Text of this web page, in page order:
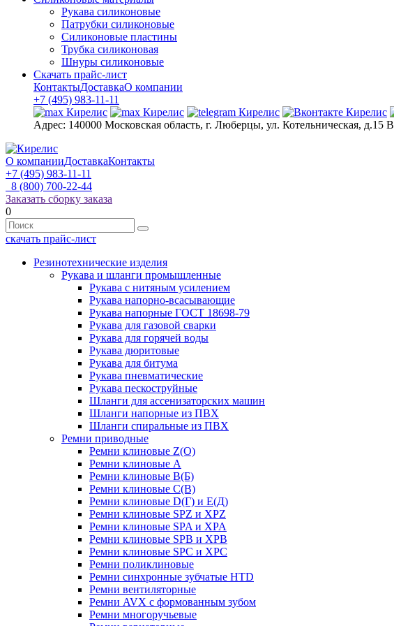
Рукава силиконовые
Патрубки силиконовые
Силиконовые пластины
Трубка силиконовая
Шнуры силиконовые
Скачать прайс-лист
КонтактыДоставкаО компании
+7 (495) 983-11-11
Адрес: 140000 Московская область, г. Люберцы, ул. Котельническая, д.15 В
О компанииДоставкаКонтакты
+7 (495) 983-11-11
8 (800) 700-22-44
Заказать сборку заказа
0
скачать прайс-лист
Резинотехнические изделия
Рукава и шланги промышленные
Рукава с нитяным усилением
Рукава напорно-всасывающие
Рукава напорные ГОСТ 18698-79
Рукава для газовой сварки
Рукава для горячей воды
Рукава дюритовые
Рукава для битума
Рукава пневматические
Рукава пескоструйные
Шланги для ассенизаторских машин
Шланги напорные из ПВХ
Шланги спиральные из ПВХ
Ремни приводные
Ремни клиновые Z(О)
Ремни клиновые А
Ремни клиновые В(Б)
Ремни клиновые С(В)
Ремни клиновые D(Г) и Е(Д)
Ремни клиновые SPZ и XPZ
Ремни клиновые SPA и XPA
Ремни клиновые SPB и XPB
Ремни клиновые SPC и XPC
Ремни поликлиновые
Ремни синхронные зубчатые HTD
Ремни вентиляторные
Ремни AVX с формованным зубом
Ремни многоручьевые